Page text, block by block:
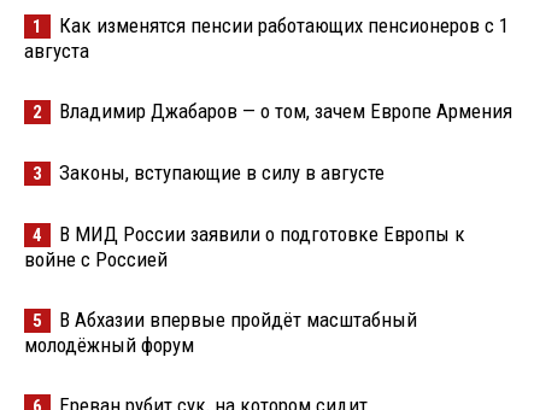
1
Как изменятся пенсии работающих пенсионеров с 1
августа
2 Владимир Джабаров — о том, зачем Европе Армения
3 Законы, вступающие в силу в августе
4
В МИД России заявили о подготовке Европы к
войне с Россией
5
В Абхазии впервые пройдёт масштабный
молодёжный форум
Ереван рубит сук, на котором сидит